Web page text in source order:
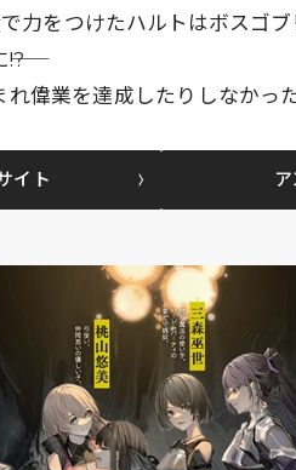
力をつけたハルトはボスゴ
偉業を達成したりしなかっ
イト